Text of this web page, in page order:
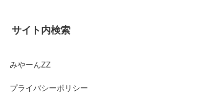
サイト内検索
みやーんZZ
プライバシーポリシー